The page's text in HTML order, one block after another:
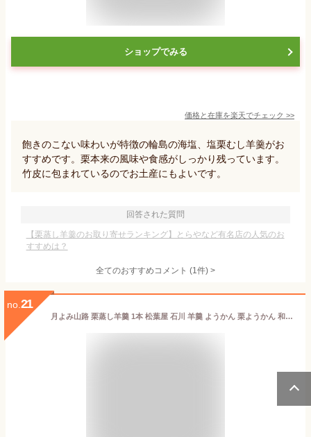
ショップでみる
価格と在庫を楽天でチェック >>
飽きのこない味わいが特徴の輪島の海塩、塩栗むし羊羹がお
すすめです。栗本来の風味や食感がしっかり残っています。
竹皮に包まれているのでお土産にもよいです。
回答された質問
【栗蒸し羊羹のお取り寄せランキング】とらやなど有名店の人気のお
すすめは？
全てのおすすめコメント (1件) >
no. 21
月よみ山路 栗蒸し羊羹 1本 松葉屋 石川 羊羹 ようかん 栗ようかん 和菓子 グルメ 逸品 人気